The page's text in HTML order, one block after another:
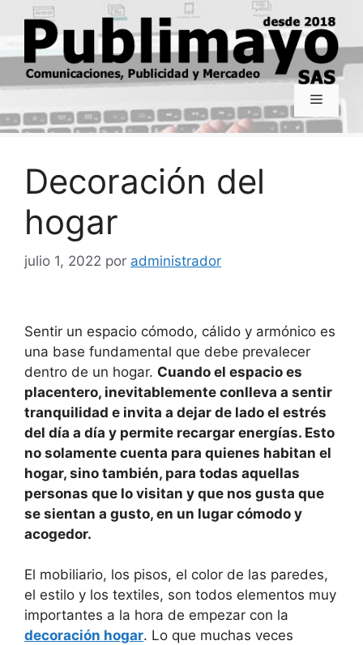
Saltar
contenido
Menú
Decoración del
hogar
julio 1, 2022 por administrador
Sentir un espacio cómodo, cálido y armónico es
una base fundamental que debe prevalecer
dentro de un hogar. Cuando el espacio es
placentero, inevitablemente conlleva a sentir
tranquilidad e invita a dejar de lado el estrés
del día a día y permite recargar energías. Esto
no solamente cuenta para quienes habitan el
hogar, sino también, para todas aquellas
personas que lo visitan y que nos gusta que
se sientan a gusto, en un lugar cómodo y
acogedor.
El mobiliario, los pisos, el color de las paredes,
el estilo y los textiles, son todos elementos muy
importantes a la hora de empezar con la
decoración hogar. Lo que muchas veces